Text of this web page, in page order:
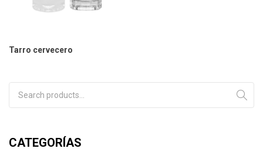
Tarro cervecero
CATEGORÍAS